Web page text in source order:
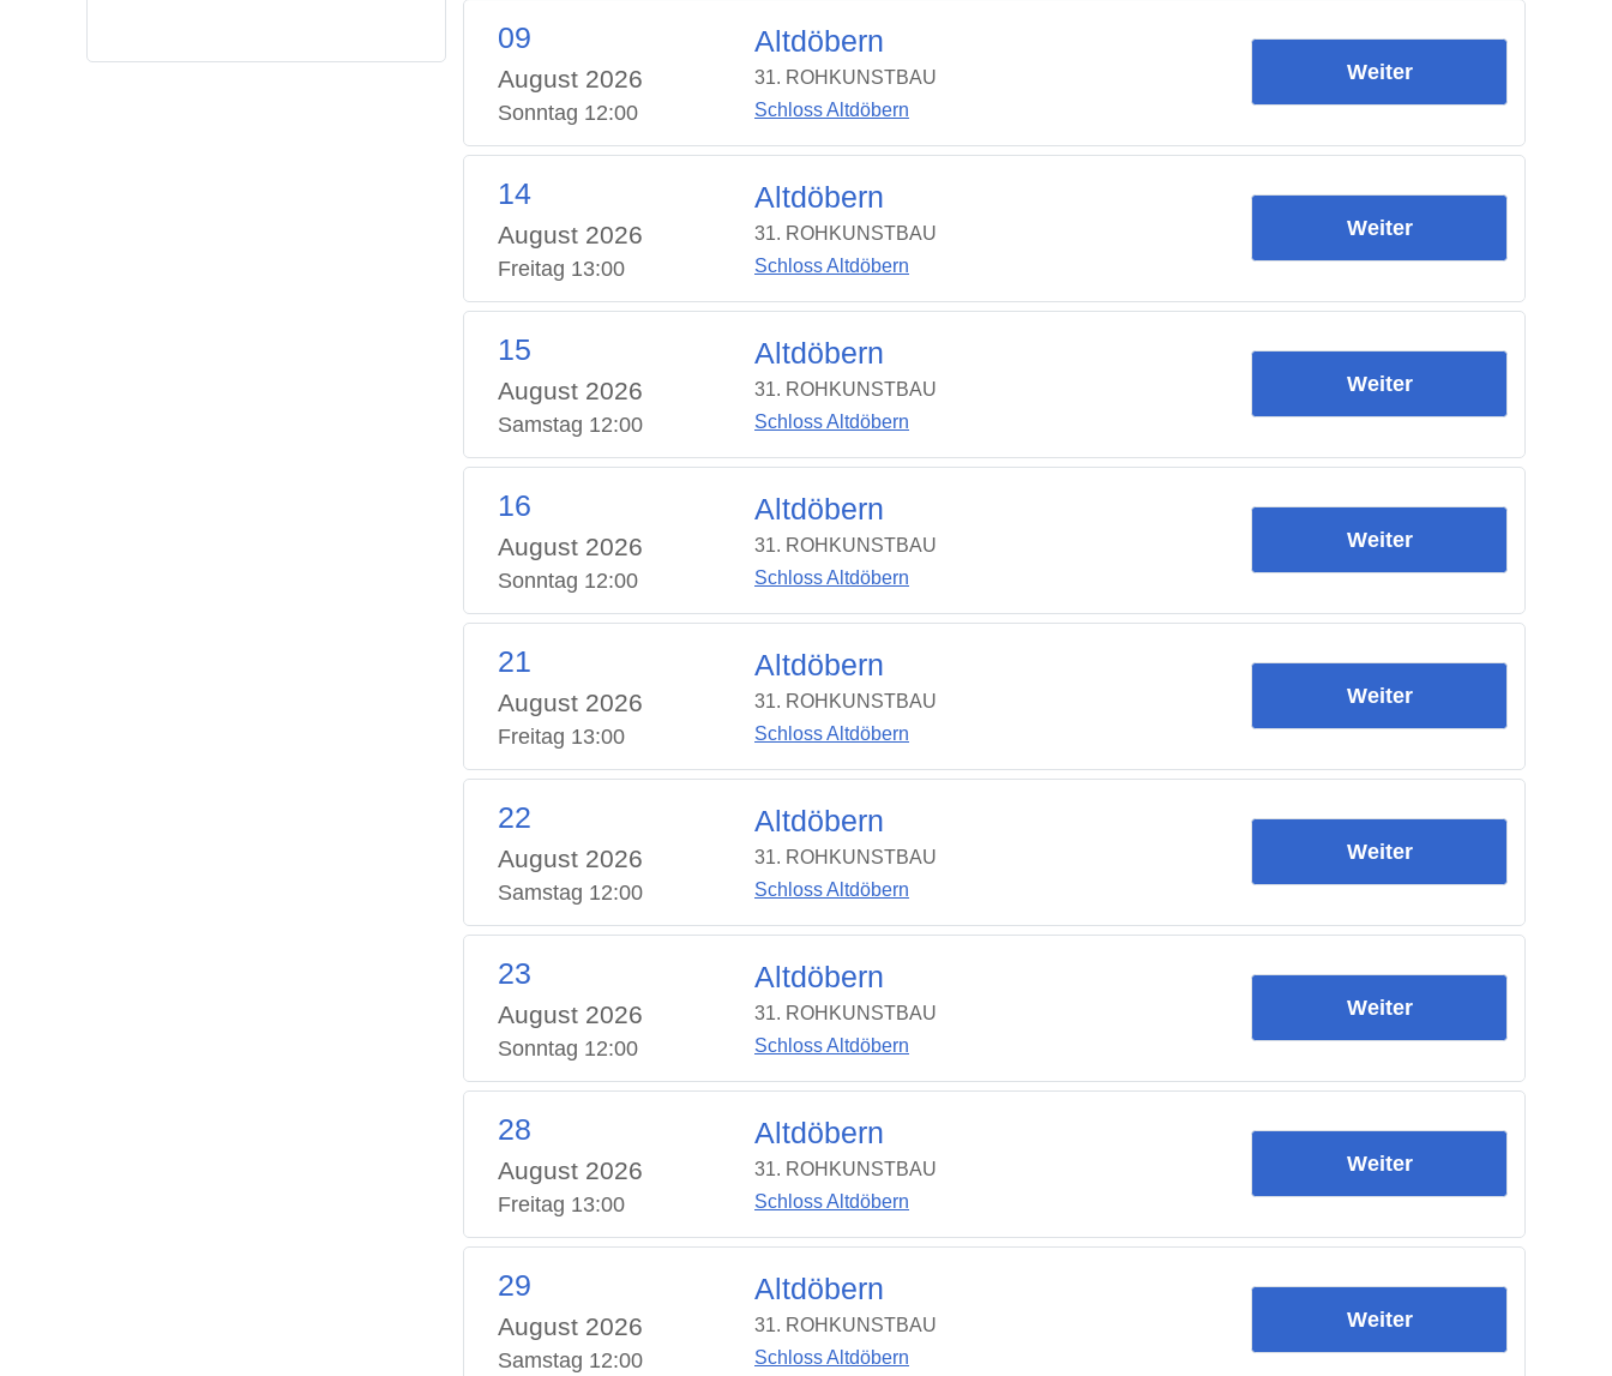
09
August 2026
Sonntag 12:00
Altdöbern
31. ROHKUNSTBAU
Schloss Altdöbern
Weiter
14
August 2026
Freitag 13:00
Altdöbern
31. ROHKUNSTBAU
Schloss Altdöbern
Weiter
15
August 2026
Samstag 12:00
Altdöbern
31. ROHKUNSTBAU
Schloss Altdöbern
Weiter
16
August 2026
Sonntag 12:00
Altdöbern
31. ROHKUNSTBAU
Schloss Altdöbern
Weiter
21
August 2026
Freitag 13:00
Altdöbern
31. ROHKUNSTBAU
Schloss Altdöbern
Weiter
22
August 2026
Samstag 12:00
Altdöbern
31. ROHKUNSTBAU
Schloss Altdöbern
Weiter
23
August 2026
Sonntag 12:00
Altdöbern
31. ROHKUNSTBAU
Schloss Altdöbern
Weiter
28
August 2026
Freitag 13:00
Altdöbern
31. ROHKUNSTBAU
Schloss Altdöbern
Weiter
29
August 2026
Samstag 12:00
Altdöbern
31. ROHKUNSTBAU
Schloss Altdöbern
Weiter